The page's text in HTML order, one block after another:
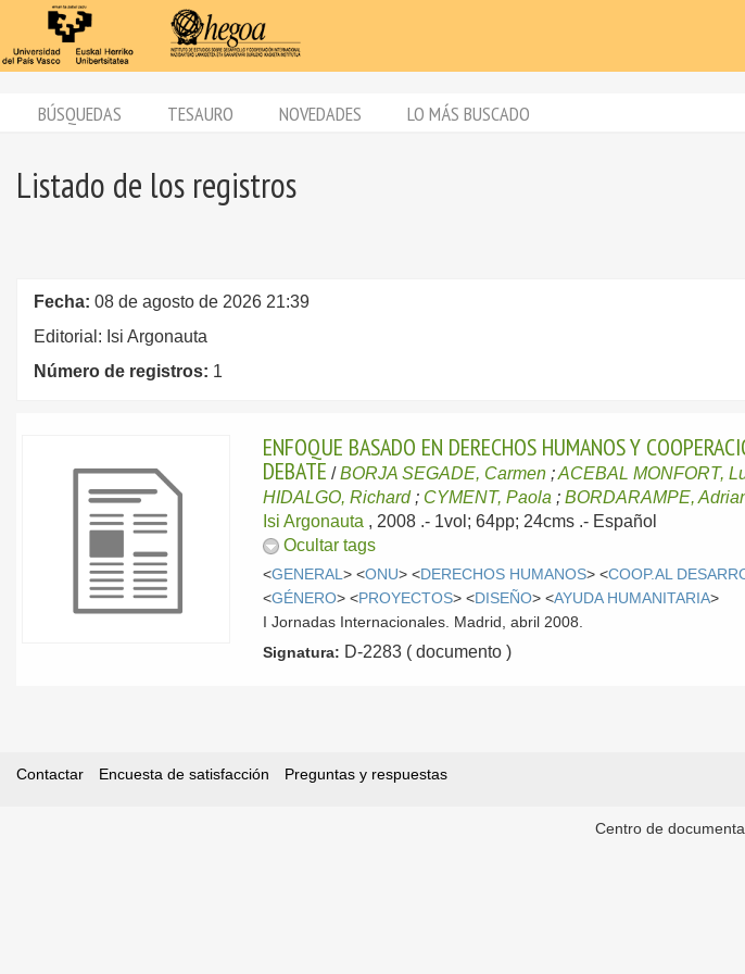
BÚSQUEDAS TESAURO NOVEDADES LO MÁS BUSCADO
Listado de los registros
Fecha: 08 de agosto de 2026 21:39
Editorial: Isi Argonauta
Número de registros: 1
ENFOQUE BASADO EN DERECHOS HUMANOS Y
DEBATE /BORJA SEGADE, Carmen ;ACEBAL MONFORT,
HIDALGO, Richard; CYMENT, Paola ;BORDARAMPE,
Isi Argonauta , 2008 .- 1vol; 64pp; 24cms .- Español
Ocultar tags
<GENERAL> <ONU> <DERECHOS HUMANOS> <COOP.AL
<GÉNERO> <PROYECTOS> <DISEÑO> <AYUDA HUMANITARIA>
I Jornadas Internacionales. Madrid, abril 2008.
Signatura: D-2283 ( documento )
Contactar Encuesta de satisfacción Preguntas y respuestas
Centro de